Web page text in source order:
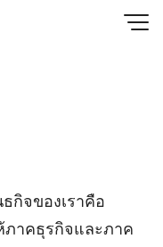
กิจของเราคือ
ภาคธุรกิจและภาค